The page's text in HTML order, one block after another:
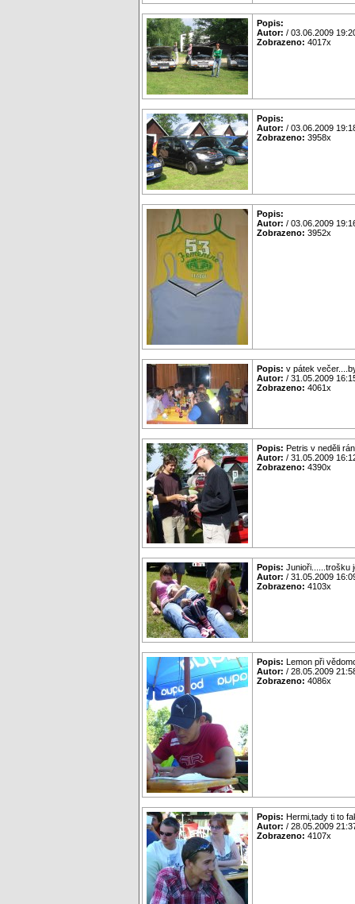
Popis:
Autor: / 03.06.2009
Zobrazeno: 4017x
Popis:
Autor: / 03.06.2009
Zobrazeno: 3958x
Popis:
Autor: / 03.06.2009
Zobrazeno: 3952x
Popis: v pátek
Autor: / 31.05.2009
Zobrazeno: 4061x
Popis: Petris v neděli
Autor: / 31.05.2009
Zobrazeno: 4390x
Popis: Junioři......trošku
Autor: / 31.05.2009
Zobrazeno: 4103x
Popis: Lemon při
Autor: / 28.05.2009
Zobrazeno: 4086x
Popis: Hermi,tady ti to
Autor: / 28.05.2009
Zobrazeno: 4107x